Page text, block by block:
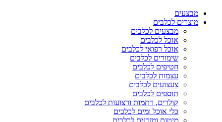
מבצעים
מוצרים לכלבים
מבצעים לכלבים
אוכל לכלבים
אוכל רפואי לכלבים
שימורים לכלבים
חטיפים לכלבים
עצמות לכלבים
צעצועים לכלבים
תוספים לכלבים
קולרים, רתמות ורצועות לכלבים
כלי אוכל ומים לכלבים